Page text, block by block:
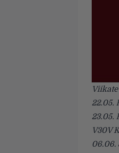
22.05.
23.05.
V30V
06.06.